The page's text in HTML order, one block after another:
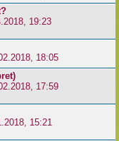
19:23
18:05
17:59
15:21